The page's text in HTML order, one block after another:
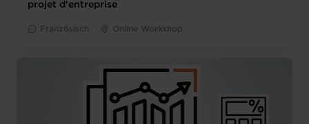
projet d'entreprise
Französisch Online Workshop